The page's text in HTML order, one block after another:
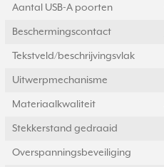
Aantal USB-A poorten
Beschermingscontact
Tekstveld/beschrijvingsvlak
Uitwerpmechanisme
Materiaalkwaliteit
Stekkerstand gedraaid
Overspanningsbeveiliging